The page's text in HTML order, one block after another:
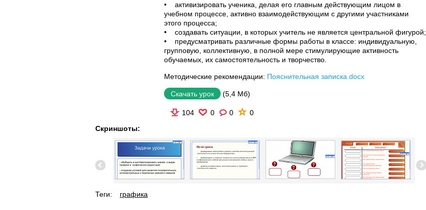
• активизировать ученика, делая его главным действующим лицом в
учебном процессе, активно взаимодействующим с другими участниками
этого процесса;
• создавать ситуации, в которых учитель не является центральной фигурой;
• предусматривать различные формы работы в классе: индивидуальную,
групповую, коллективную, в полной мере стимулирующие активность
обучаемых, их самостоятельность и творчество.
Методические рекомендации: Пояснительная записка.docx
Скачать урок (5,4 Мб)
104 0 0
0
Скриншоты:
Теги: графика